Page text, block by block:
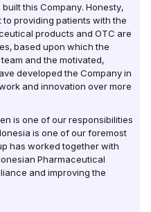
this Company. Honesty,
providing patients with the
products and OTC are
based upon which the
and the motivated,
developed the Company in
and innovation over more
is one of our responsibilities
is one of our foremost
has worked together with
Pharmaceutical
and improving the